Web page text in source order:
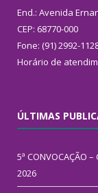
End.: Avenida
CEP: 68770-000
Fone: (91) 2992-
Horário de
ÚLTIMAS
5ª CONVOCAÇÃO
2026